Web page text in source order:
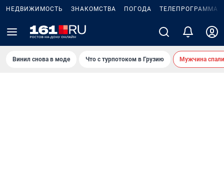
НЕДВИЖИМОСТЬ ЗНАКОМСТВА ПОГОДА ТЕЛЕПРОГРАММА
Винил снова в моде Что с турпотоком в Грузию Мужчина